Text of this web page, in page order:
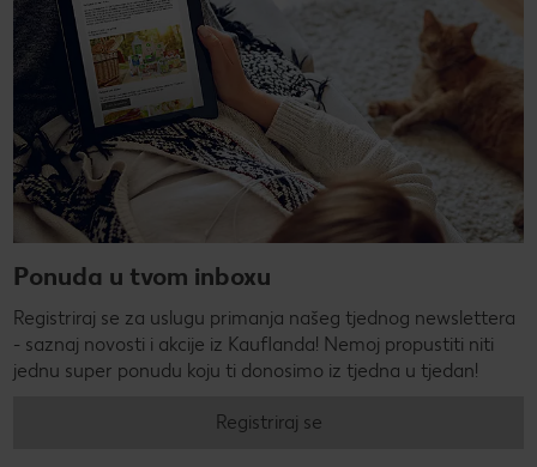
Ponuda u tvom inboxu
Registriraj se za uslugu primanja našeg tjednog newslettera
- saznaj novosti i akcije iz Kauflanda! Nemoj propustiti niti
jednu super ponudu koju ti donosimo iz tjedna u tjedan!
Registriraj se